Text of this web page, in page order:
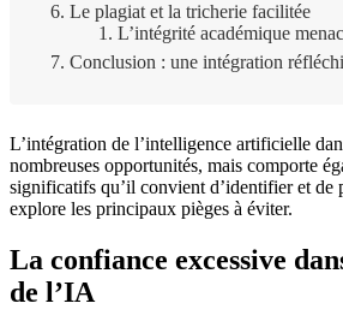
Le plagiat et la tricherie facilitée
L’intégrité académique
Conclusion : une intégration
L’intégration de l’intelligence artificielle
nombreuses opportunités, mais comporte
significatifs qu’il convient d’identifier et de
explore les principaux pièges à éviter.
La confiance excessive
de l’IA